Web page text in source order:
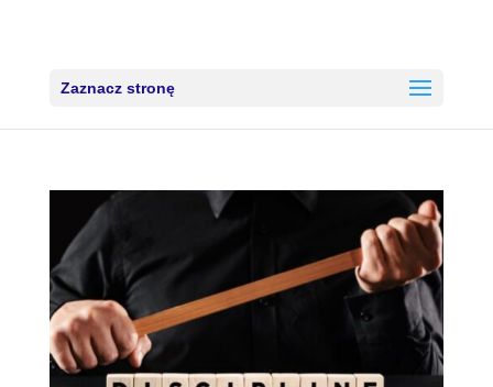
Zaznacz stronę